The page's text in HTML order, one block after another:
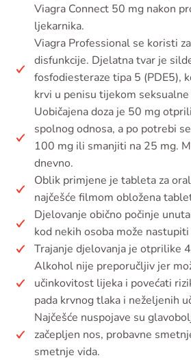
Viagra Connect 50 mg nakon
ljekarnika.
Viagra Professional se koristi
disfunkcije. Djelatna tvar je
fosfodiesteraze tipa 5 (PDE5),
krvi u penisu tijekom
Uobičajena doza je 50 mg
spolnog odnosa, a po potrebi
100 mg ili smanjiti na 25 mg.
dnevno.
Oblik primjene je tableta za
najčešće filmom obložena
Djelovanje obično počinje
kod nekih osoba može nastupiti
Trajanje djelovanja je otprilike
Alkohol nije preporučljiv jer
učinkovitost lijeka i povećati
pada krvnog tlaka i neželjenih
Najčešće nuspojave su
začepljen nos, probavne
smetnje vida.